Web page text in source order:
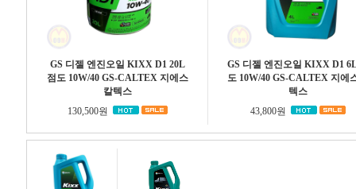
GS 디젤 엔진오일 KIXX D1 20L
점도 10W/40 GS-CALTEX 지에스
칼텍스
130,500원
GS 디젤 엔진오일 KIXX D1
도 10W/40 GS-CALTEX 지에
텍스
43,800원